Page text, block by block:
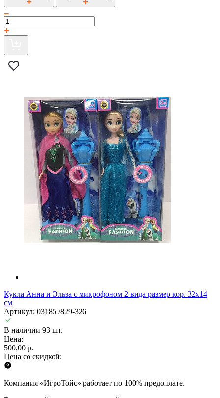
Кукла Анна и Эльза с микрофоном 2 вида размер кор. 32х14
см
Артикул: 03185 /829-326
В наличии 93 шт.
Цена:
500,00 р.
Цена со скидкой:
Компания «ИгроТойс» работает по 100% предоплате.